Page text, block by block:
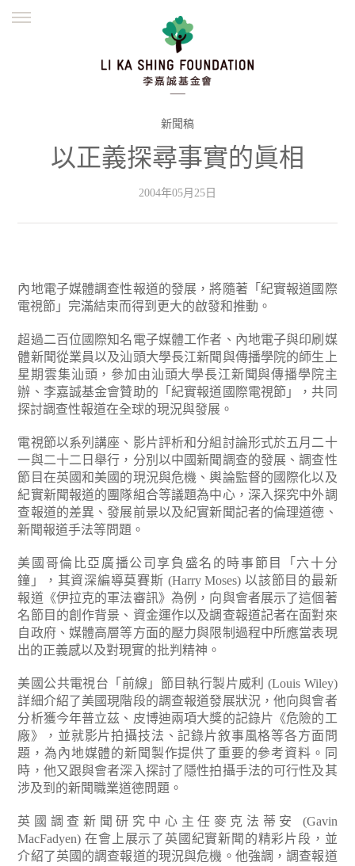
並肩同行
繁體
新聞稿
以正義探尋事實的眞相
2004年05月25日
內地電子媒體調查性報道的發展，將隨著「紀實報道國際
電視節」完滿結束而得到更大的啟發和推動。
超過二百位國際知名電子媒體工作者、內地電子與印刷媒
體新聞從業員以及汕頭大學長江新聞與傳播學院的師生上
星期雲集汕頭，參加由汕頭大學長江新聞與傳播學院主
辦、李嘉誠基金會贊助的「紀實報道國際電視節」，共同
探討調查性報道在全球的現況與發展。
電視節以系列講座、影片評析和分組討論形式於五月二十
一與二十二日舉行，分別以中國新聞調查的發展、調查性
節目在英國和美國的現況與危機、輿論監督的國際化以及
紀實新聞報道的團隊組合等議題為中心，深入探究中外調
查報道的差異、發展前景以及紀實新聞記者的倫理道德、
新聞報道手法等問題。
美國哥倫比亞廣播公司享負盛名的時事節目「六十分
鐘」，其資深編導莫賽斯 (Harry Moses) 以該節目的最新
報道《伊拉克的軍法審訊》為例，向與會者展示了這個著
名節目的創作背景、資金運作以及調查報道記者在面對來
自政府、媒體高層等方面的壓力與限制過程中所應當表現
出的正義感以及對現實的批判精神。
美國公共電視台「前線」節目執行製片威利 (Louis Wiley)
詳細介紹了美國現階段的調查報道發展狀況，他向與會者
分析獲今年普立茲、皮博迪兩項大獎的記錄片《危險的工
廠》，並就影片拍攝技法、記錄片敘事風格等各方面問
題，為內地媒體的新聞製作提供了重要的參考資料。同
時，他又跟與會者深入探討了隱性拍攝手法的可行性及其
涉及到的新聞職業道德問題。
英國調查新聞研究中心主任麥克法蒂安 (Gavin
MacFadyen) 在會上展示了英國紀實新聞的精彩片段，並
介紹了英國的調查報道的現況與危機。他強調，調查報道